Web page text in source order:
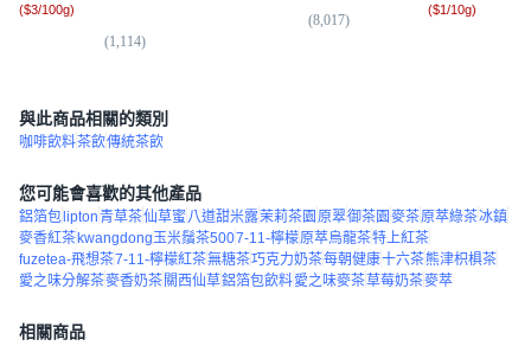
($3/100g)
(1,114)
(8,017)
($1/10g)
與此商品相關的類別
咖啡飲料茶飲傳統茶飲
您可能會喜歡的其他產品
鋁箔包 lipton青草茶仙草蜜 八道甜米露茉莉茶園 原翠御茶園 麥茶原萃綠茶冰鎮
麥香紅茶 kwangdong玉米鬚茶5007-11-檸檬原萃烏龍茶特上紅茶
fuzetea-飛想茶7-11-檸檬紅茶無糖茶巧克力奶茶每朝健康十六茶熊津枳椇茶
愛之味分解茶麥香奶茶 關西仙草鋁箔包飲料愛之味麥茶草莓奶茶麥萃
相關商品